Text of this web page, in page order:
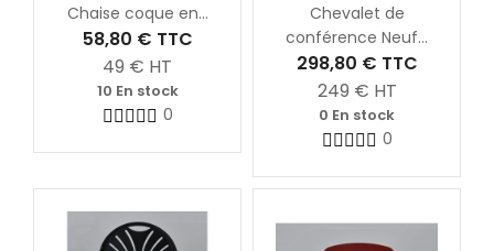
Chaise coque en...
58,80 € TTC
49 € HT
10 En stock
0
Chevalet de
conférence Neuf...
298,80 € TTC
249 € HT
0 En stock
0